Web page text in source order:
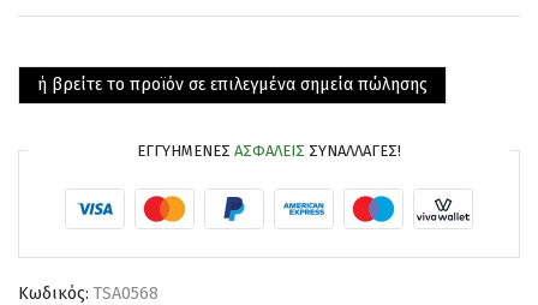
ή βρείτε το προϊόν σε επιλεγμένα σημεία πώλησης
ΕΓΓΥΗΜΈΝΕΣ ΑΣΦΑΛΕΊΣ ΣΥΝΑΛΛΑΓΈΣ!
Κωδικός: TSA0568